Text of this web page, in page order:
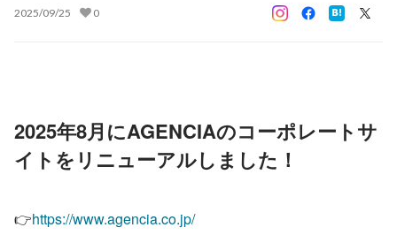
2025/09/25 0
2025年8月にAGENCIAのコーポレートサ
イトをリニューアルしました！
👉https://www.agencia.co.jp/